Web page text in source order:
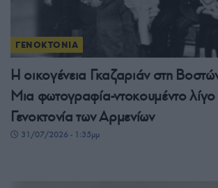
ΓΕΝΟΚΤΟΝΙΑ
Η οικογένεια Γκαζαριάν στη
Μια φωτογραφία-ντοκουμέντο λίγο
Γενοκτονία των Αρμενίων
31/07/2026 - 1:35μμ